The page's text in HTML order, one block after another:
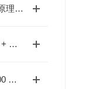
测氧仪技术全解：工作原理、分类、应用及选型指南
Implen NP80 —— 微量 + 比色皿双模式的全能 UV-Vis
Anton Paar ViscoQC 300 旋转粘度计 — 产品详解与选型指南